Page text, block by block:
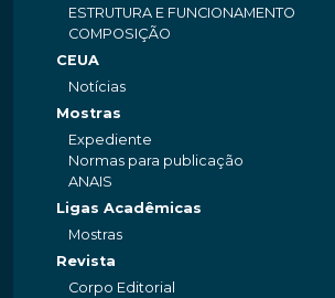
ESTRUTURA E FUNCIONAMENTO
COMPOSIÇÃO
CEUA
Notícias
Mostras
Expediente
Normas para publicação
ANAIS
Ligas Acadêmicas
Mostras
Revista
Corpo Editorial